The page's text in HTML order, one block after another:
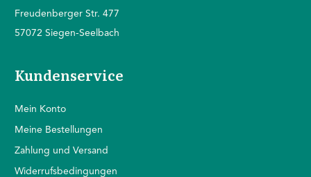
Freudenberger Str. 477
57072 Siegen-Seelbach
Kundenservice
Mein Konto
Meine Bestellungen
Zahlung und Versand
Widerrufsbedingungen